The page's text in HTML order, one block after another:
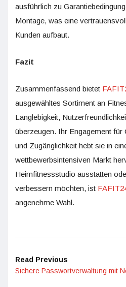
ausführlich zu
Montage, was eine
Kunden aufbaut.
Fazit
Zusammenfassend bietet
ausgewähltes Sortiment an
Langlebigkeit,
überzeugen. Ihr Engagement für
und Zugänglichkeit hebt sie in
wettbewerbsintensiven Markt
Heimfitnessstudio ausstatten
verbessern möchten, ist
angenehme Wahl.
Read Previous
Sichere Passwortverwaltung mit